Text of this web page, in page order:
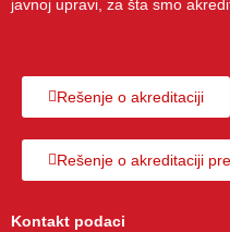
препору
javnoj upravi, za šta smo
Rešenje o akreditaciji
Rešenje o akreditaciji
Kontakt podaci